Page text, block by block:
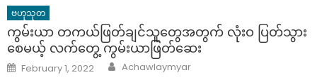
ဗဟုသုတ
ကွမ်းယာ တကယ်ဖြတ်ချင်သူတွေအတွက် လုံးဝ ပြတ်သွား
စေမယ့် လက်တွေ့ ကွမ်းယာဖြတ်ဆေး
Posted
on
February 1, 2022 Author
Achawlaymyar